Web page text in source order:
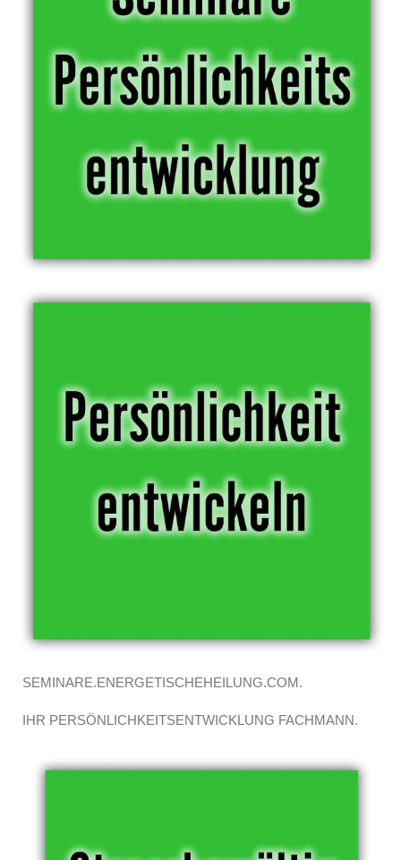
SEMINARE.ENERGETISCHEHEILUNG.COM.
IHR PERSÖNLICHKEITSENTWICKLUNG FACHMANN.